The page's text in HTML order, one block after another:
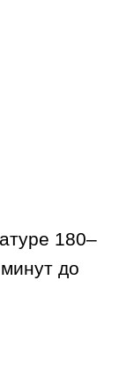
180–
до